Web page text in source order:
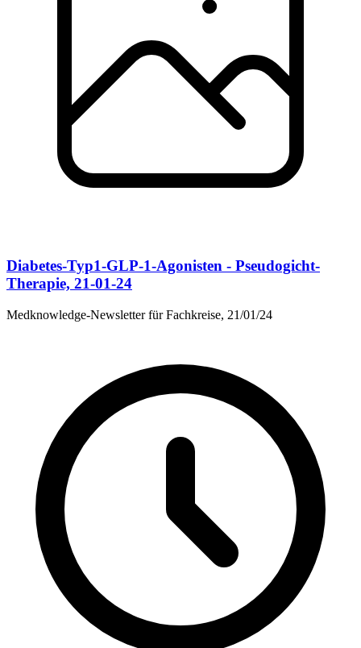
Diabetes-Typ1-GLP-1-Agonisten - Pseudogicht-
Therapie, 21-01-24
Medknowledge-Newsletter für Fachkreise, 21/01/24